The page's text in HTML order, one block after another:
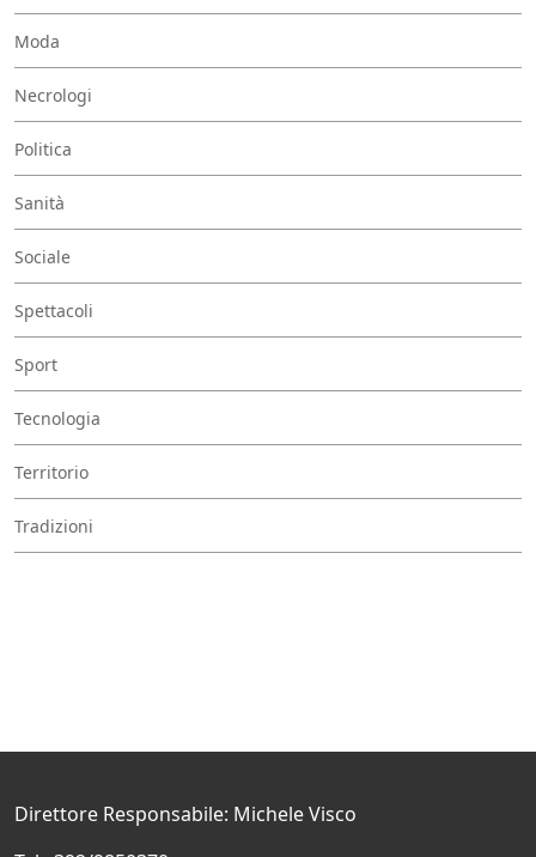
Moda
Necrologi
Politica
Sanità
Sociale
Spettacoli
Sport
Tecnologia
Territorio
Tradizioni
Direttore Responsabile: Michele Visco